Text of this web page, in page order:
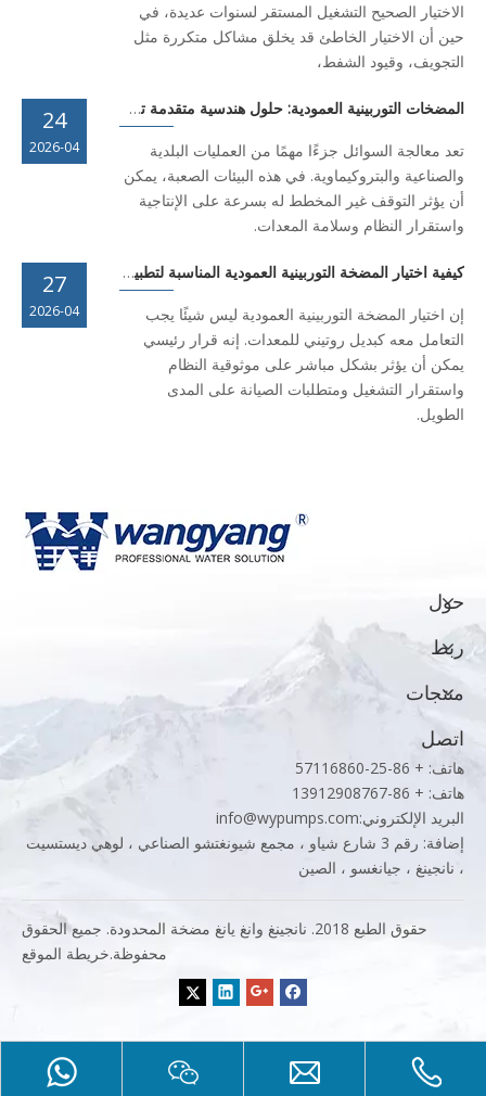
الاختيار الصحيح التشغيل المستقر لسنوات عديدة، في
حين أن الاختيار الخاطئ قد يخلق مشاكل متكررة مثل
التجويف، وقيود الشفط،
24
2026-04
المضخات التوربينية العمودية: حلول هندسية متقدمة تضمن أداءً موثوقًا
تعد معالجة السوائل جزءًا مهمًا من العمليات البلدية
والصناعية والبتروكيماوية. في هذه البيئات الصعبة، يمكن
أن يؤثر التوقف غير المخطط له بسرعة على الإنتاجية
واستقرار النظام وسلامة المعدات.
27
2026-04
كيفية اختيار المضخة التوربينية العمودية المناسبة لتطبيقك
إن اختيار المضخة التوربينية العمودية ليس شيئًا يجب
التعامل معه كبديل روتيني للمعدات. إنه قرار رئيسي
يمكن أن يؤثر بشكل مباشر على موثوقية النظام
واستقرار التشغيل ومتطلبات الصيانة على المدى
الطويل.
حول
ربط
منتجات
اتصل
هاتف: + 86-25-57116860
هاتف: + 86-13912908767
البريد الإلكتروني:info@wypumps.com
إضافة: رقم 3 شارع شياو ، مجمع شيونغتشو الصناعي ، لوهي ديستسيت
، نانجينغ ، جيانغسو ، الصين
حقوق الطبع 2018. نانجينغ وانغ يانغ مضخة المحدودة. جميع الحقوق
محفوظة.خريطة الموقع